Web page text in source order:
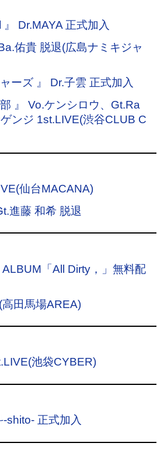
』 Dr.MAYA 正式加入
佑貴 脱退(広島ナミキジャ
ーズ 』 Dr.子雲 正式加入
』 Vo.ケンシロウ、Gt.Ra
ンジ 1st.LIVE(渋谷CLUB C
仙台MACANA)
進藤 和希 脱退
ALBUM「All Dirty，」無料配
高田馬場AREA)
池袋CYBER)
-shito- 正式加入